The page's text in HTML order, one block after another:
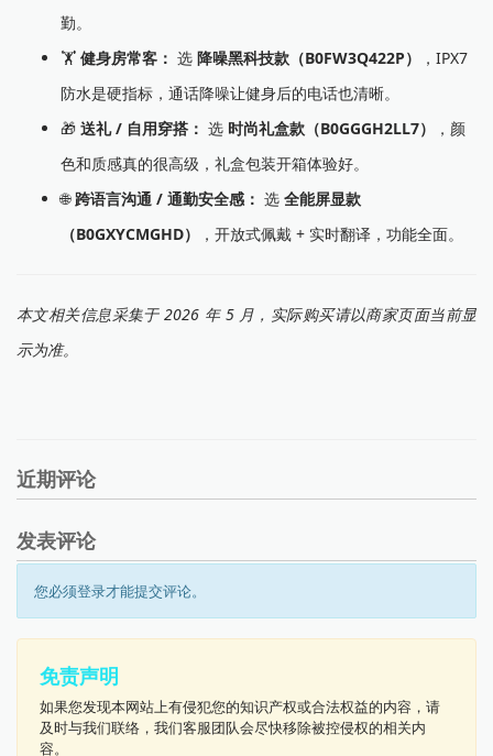
勤。
🏋️ 健身房常客： 选 降噪黑科技款（B0FW3Q422P）
，IPX7
防水是硬指标，通话降噪让健身后的电话也清晰。
🎁 送礼 / 自用穿搭： 选 时尚礼盒款（B0GGGH2LL7）
，颜
色和质感真的很高级，礼盒包装开箱体验好。
🌐跨语言沟通 / 通勤安全感： 选 全能屏显款
（B0GXYCMGHD）
，开放式佩戴 + 实时翻译，功能全面。
本文相关信息采集于 2026 年 5 月，实际购买请以商家页面当前显
示为准。
近期评论
发表评论
您必须登录才能提交评论。
免责声明
如果您发现本网站上有侵犯您的知识产权或合法权益的内容，请
及时与我们联络，我们客服团队会尽快移除被控侵权的相关内
容。